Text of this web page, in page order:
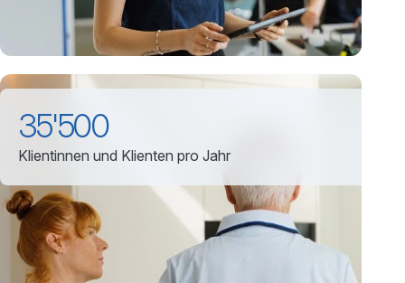
35'500
Klientinnen und Klienten pro Jahr